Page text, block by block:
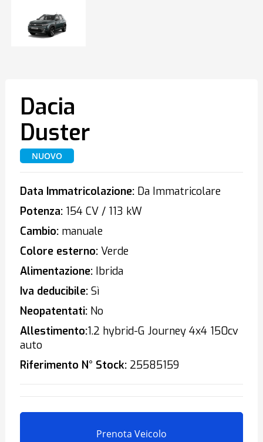
Dacia
Duster
NUOVO
Data Immatricolazione:Da Immatricolare
Potenza:154 CV / 113 kW
Cambio:manuale
Colore esterno:Verde
Alimentazione:Ibrida
Iva deducibile:Sì
Neopatentati:No
Allestimento:1.2 hybrid-G Journey 4x4 150cv
auto
Riferimento N° Stock:25585159
Prenota Veicolo